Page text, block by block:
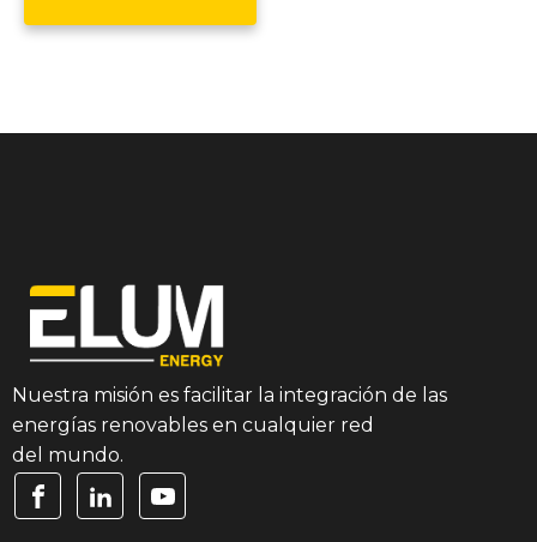
Nuestra misión es facilitar la integración de las
energías renovables en cualquier red
del mundo.